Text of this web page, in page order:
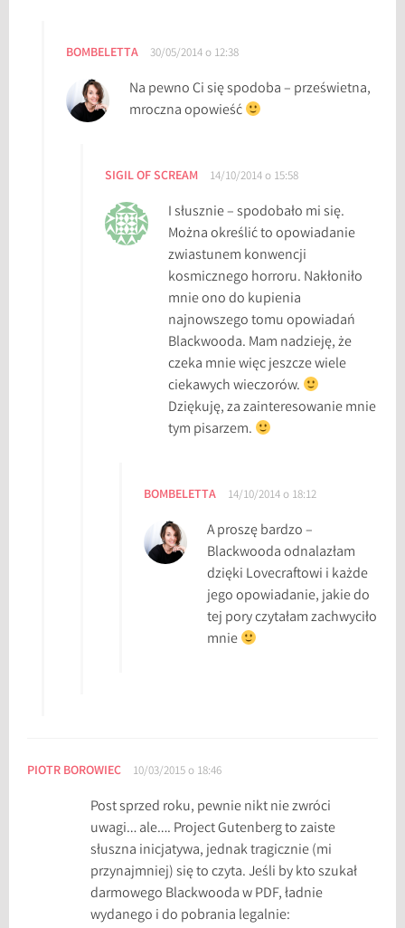
BOMBELETTA 30/05/2014 o 12:38
Na pewno Ci się spodoba – prześwietna,
mroczna opowieść
SIGIL OF SCREAM 14/10/2014 o 15:58
I słusznie – spodobało mi się.
Można określić to opowiadanie
zwiastunem konwencji
kosmicznego horroru. Nakłoniło
mnie ono do kupienia
najnowszego tomu opowiadań
Blackwooda. Mam nadzieję, że
czeka mnie więc jeszcze wiele
ciekawych wieczorów.
Dziękuję, za zainteresowanie mnie
tym pisarzem.
BOMBELETTA 14/10/2014 o 18:12
A proszę bardzo –
Blackwooda odnalazłam
dzięki Lovecraftowi i każde
jego opowiadanie, jakie do
tej pory czytałam zachwyciło
mnie
PIOTR BOROWIEC 10/03/2015 o 18:46
Post sprzed roku, pewnie nikt nie zwróci
uwagi… ale…. Project Gutenberg to zaiste
słuszna inicjatywa, jednak tragicznie (mi
przynajmniej) się to czyta. Jeśli by kto szukał
darmowego Blackwooda w PDF, ładnie
wydanego i do pobrania legalnie: